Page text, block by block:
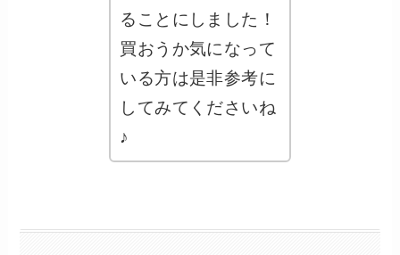
ることにしました！
買おうか気になって
いる方は是非参考に
してみてくださいね
♪